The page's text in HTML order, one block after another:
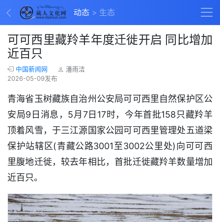
动态 生态
可可西里藏羚羊年度迁徙开启 同比增加
近百只
中国新闻网
潘雨洁
2026-05-09发布
青海省玉树藏族自治州公安局可可西里自然保护区公
安局9日消息，5月7日17时，今年首批158只藏羚羊
顶着风雪，于三江源国家公园可可西里管理处五道梁
保护站辖区(青藏公路3001至3002公里处)向可可西
里腹地迁徙，较去年相比，首批迁徙藏羚羊数量增加
近百只。